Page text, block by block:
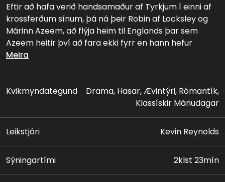
Eftir að hafa verið handsamaður af Tyrkjum í einni af
krossferðum sínum, þá ná þeir Robin af Locksley og
Márinn Azeem, að flýja heim til Englands þar sem
Azeem heitir því að fara ekki fyrr en hann hefur
launað Robin lífgjöfina. Á sama tíma hefur faðir Robins
dauða föður síns. Jafnvel þó að Marian, vinkona hans
úr æsku, geti ekki hjálpað honum, þá flýr hann í
Sherwood skóg, og gengur í lið með útlögum og
verður leiðtogi þeirra. Með hjálp þeirra þá hefst hann
nú handa við að hreinsa til og losa landið af óþjóðalýð
leiðar.
Meira
Kvikmyndategund
Drama, Hasar, Ævintýri, Rómantík,
Klassískir Mánudagar
Leikstjóri Kevin Reynolds
Sýningartími 2klst 23mín